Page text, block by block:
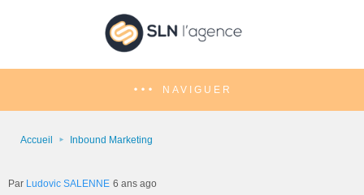
NAVIGUER
Accueil Inbound Marketing
Ludovic SALENNE 6 ans ago